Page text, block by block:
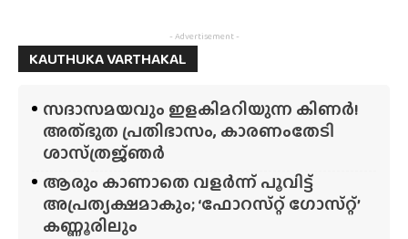
- Advertisement -
KAUTHUKA VARTHAKAL
സദാസമയവും ഇളകിമറിയുന്ന കിണർ!
അത്‌ഭുത പ്രതിഭാസം, കാരണംതേടി
ശാസ്‌ത്രജ്‌ഞർ
ആരും കാണാതെ വളർന്ന് പൂവിട്ട്
അപ്രത്യക്ഷമാകും; ‘ഫോറസ്‌റ്റ്‌ ഗോസ്‌റ്റ്’
കണ്ണൂരിലും